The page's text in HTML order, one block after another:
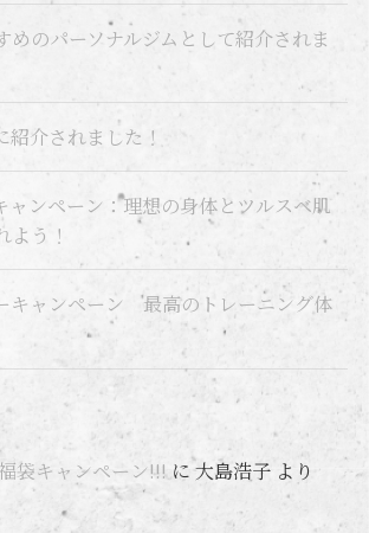
のパーソナルジムとして紹介されま
紹介されました！
ャンペーン：理想の身体とツルスベ肌
よう！
ャンペーン 最高のトレーニング体
袋キャンペーン!!!に大島浩子より